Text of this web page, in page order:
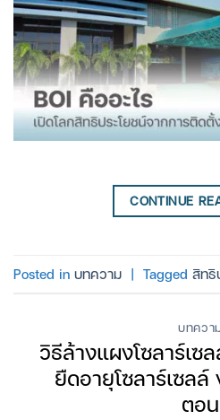
CONTINUE
Posted in บทความ | Tagged สิทธิ
บทควา
วิธีล้างแผงโซลาร์เซ
ยืดอายุโซลาร์เซล
ตอน